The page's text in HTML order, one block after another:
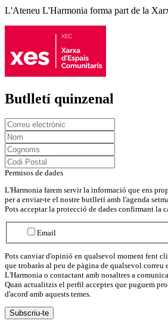
L'Ateneu L'Harmonia forma part de la
Butlletí quinzenal
Permisos de dades
L'Harmonia farem servir la informació que ens
per a enviar-te el nostre butlletí amb l'agenda
Pots acceptar la protecció de dades confirmant la
Email
Pots canviar d'opinió en qualsevol moment fent
que trobaràs al peu de pàgina de qualsevol correu
L'Harmonia o contactant amb nosaltres a
Quan actualitzis el perfil acceptes que puguem
d'acord amb aquests temes.